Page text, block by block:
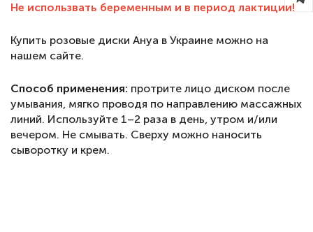
Не использвать беременным и в период лактиции!
Купить розовые диски Ануа в Украине можно на
нашем сайте.
Способ применения: протрите лицо диском после
умывания, мягко проводя по направлению массажных
линий. Используйте 1–2 раза в день, утром и/или
вечером. Не смывать. Сверху можно наносить
сыворотку и крем.